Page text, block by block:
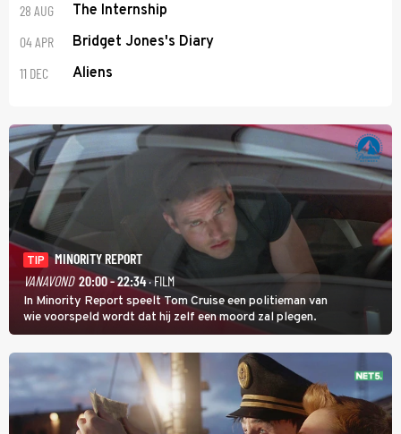
28 AUG The Internship
04 APR Bridget Jones's Diary
11 DEC Aliens
TIP
MINORITY REPORT
VANAVOND 20:00 - 22:34· FILM
In Minority Report speelt Tom Cruise een politieman van
wie voorspeld wordt dat hij zelf een moord zal plegen.